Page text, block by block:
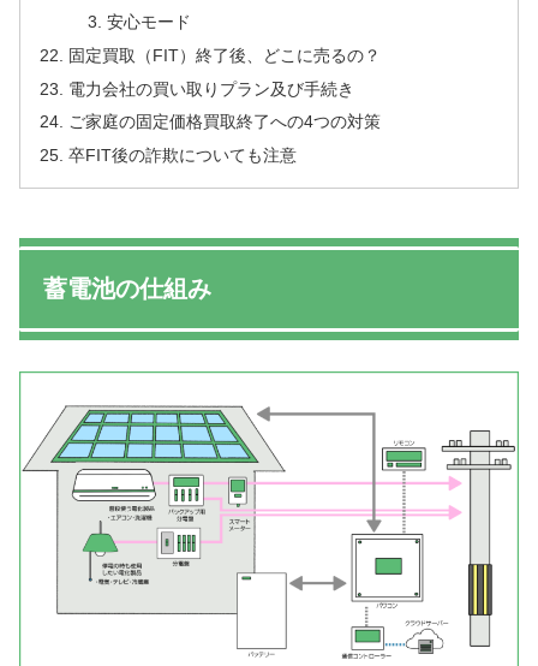
安⼼モード
固定買取（FIT）終了後、どこに売るの？
電⼒会社の買い取りプラン及び⼿続き
ご家庭の固定価格買取終了への4つの対策
卒FIT後の詐欺についても注意
蓄電池の仕組み